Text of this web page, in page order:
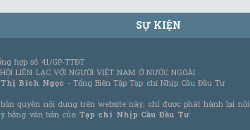
SỰ KIỆN
hợp số 41/GP-TTĐT
LIÊN LẠC VỚI NGƯỜI VIỆT NAM Ở NƯỚC NGOÀI
Bích Ngọc - Tổng Biên Tập Tạp chí Nhịp Cầu Đầu Tư
quyền nội dung trên website này; chỉ được phát hành lại nội
bằng văn bản của Tạp chí Nhịp Cầu Đầu Tư